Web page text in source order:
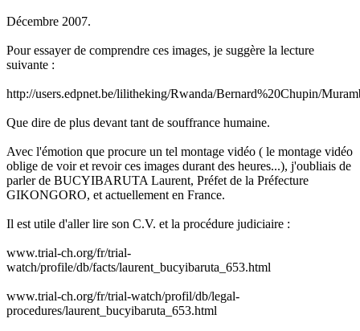
Décembre 2007.
Pour essayer de comprendre ces images, je suggère la lecture
suivante :
http://users.edpnet.be/lilitheking/Rwanda/Bernard%20Chupin/
Que dire de plus devant tant de souffrance humaine.
Avec l'émotion que procure un tel montage vidéo ( le montage vidéo
oblige de voir et revoir ces images durant des heures...), j'oubliais de
parler de BUCYIBARUTA Laurent, Préfet de la Préfecture
GIKONGORO, et actuellement en France.
Il est utile d'aller lire son C.V. et la procédure judiciaire :
www.trial-ch.org/fr/trial-
watch/profile/db/facts/laurent_bucyibaruta_653.html
www.trial-ch.org/fr/trial-watch/profil/db/legal-
procedures/laurent_bucyibaruta_653.html